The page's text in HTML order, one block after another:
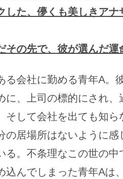
した、儚くも美しきア
その先で、彼が選んだ運
る会社に勤める青年A。
に、上司の標的にされ、
そして会社を出ても知
の居場所はないように
る。不条理なこの世の
込んでしまった青年Aは